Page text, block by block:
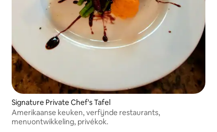
Signature Private Chef's Tafel
Amerikaanse keuken, verfijnde restaurants,
menuontwikkeling, privékok.